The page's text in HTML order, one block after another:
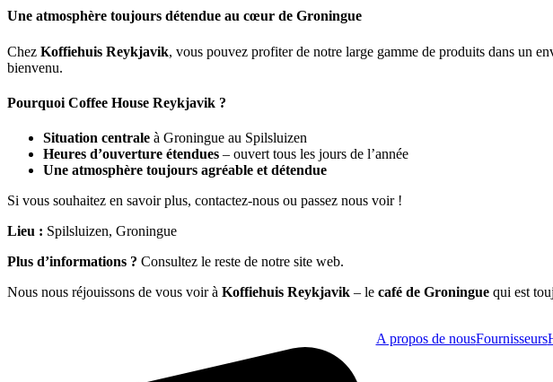
Une atmosphère toujours détendue au cœur de Groningue
Chez Koffiehuis Reykjavik, vous pouvez profiter de notre large gamme de produits dans un
bienvenu.
Pourquoi Coffee House Reykjavik ?
Situation centrale à Groningue au Spilsluizen
Heures d’ouverture étendues – ouvert tous les jours de l’année
Une atmosphère toujours agréable et détendue
Si vous souhaitez en savoir plus, contactez-nous ou passez nous voir !
Lieu : Spilsluizen, Groningue
Plus d’informations ? Consultez le reste de notre site web.
Nous nous réjouissons de vous voir à Koffiehuis Reykjavik – le café de Groningue qui est
A propos de nousFournisseurs